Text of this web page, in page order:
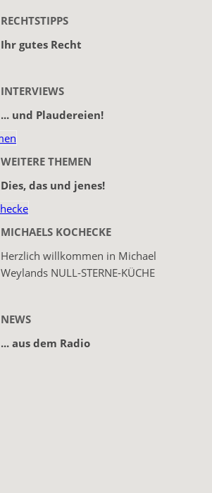
RECHTSTIPPS
Ihr gutes Recht
INTERVIEWS
... und Plaudereien!
WEITERE THEMEN
Dies, das und jenes!
MICHAELS KOCHECKE
Herzlich willkommen in Michael
Weylands NULL-STERNE-KÜCHE
NEWS
... aus dem Radio